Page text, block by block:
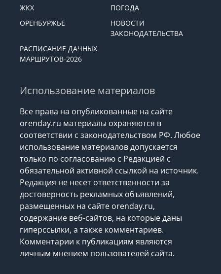
ЖКХ
ПОГОДА
ОРЕНБУРЖЬЕ
НОВОСТИ
ЗАКОНОДАТЕЛЬСТВА
РАСПИСАНИЕ ДАЧНЫХ
МАРШРУТОВ-2026
Использование материалов
Все права на опубликованные на сайте
orenday.ru материалы охраняются в
соответствии с законодательством РФ. Любое
использование материалов допускается
только по согласованию с Редакцией с
обязательной активной ссылкой на источник.
Редакция не несет ответственности за
достоверность рекламных объявлений,
размещенных на сайте orenday.ru,
содержание веб-сайтов, на которые даны
гиперссылки, а также комментариев.
Комментарии к публикациям являются
личным мнением пользователей сайта.